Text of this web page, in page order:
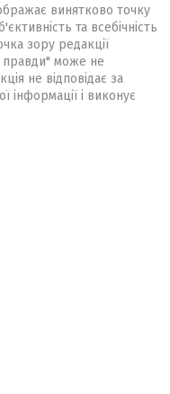
винятково точку
та всебічність
зору редакції
правди" може не
не відповідає за
інформації і виконує